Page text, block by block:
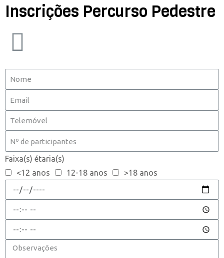
Inscrições Percurso Pedestre
Faixa(s) étaria(s)
<12 anos
12-18 anos >18 anos